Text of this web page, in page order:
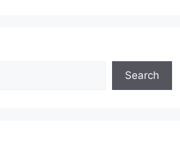
Search